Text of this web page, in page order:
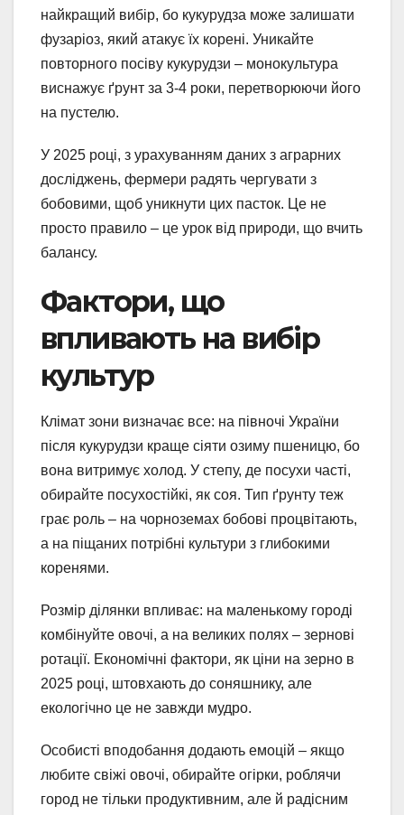
найкращий вибір, бо кукурудза може залишати
фузаріоз, який атакує їх корені. Уникайте
повторного посіву кукурудзи – монокультура
виснажує ґрунт за 3-4 роки, перетворюючи його
на пустелю.
У 2025 році, з урахуванням даних з аграрних
досліджень, фермери радять чергувати з
бобовими, щоб уникнути цих пасток. Це не
просто правило – це урок від природи, що вчить
балансу.
Фактори, що
впливають на вибір
культур
Клімат зони визначає все: на півночі України
після кукурудзи краще сіяти озиму пшеницю, бо
вона витримує холод. У степу, де посухи часті,
обирайте посухостійкі, як соя. Тип ґрунту теж
грає роль – на чорноземах бобові процвітають,
а на піщаних потрібні культури з глибокими
коренями.
Розмір ділянки впливає: на маленькому городі
комбінуйте овочі, а на великих полях – зернові
ротації. Економічні фактори, як ціни на зерно в
2025 році, штовхають до соняшнику, але
екологічно це не завжди мудро.
Особисті вподобання додають емоцій – якщо
любите свіжі овочі, обирайте огірки, роблячи
город не тільки продуктивним, але й радісним